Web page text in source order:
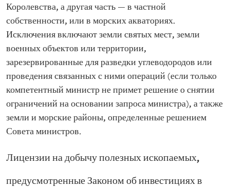
Королевства, а другая часть — в частной
собственности, или в морских акваториях.
Исключения включают земли святых мест, земли
военных объектов или территории,
зарезервированные для разведки углеводородов или
проведения связанных с ними операций (если только
компетентный министр не примет решение о снятии
ограничений на основании запроса министра), а также
земли и морские районы, определенные решением
Совета министров.
Лицензии на добычу полезных ископаемых,
предусмотренные Законом об инвестициях в